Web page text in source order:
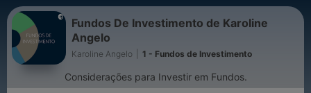
Fundos De Investimento de Karoline
Angelo
Karoline Angelo 1 - Fundos de Investimento
Considerações para Investir em Fundos.